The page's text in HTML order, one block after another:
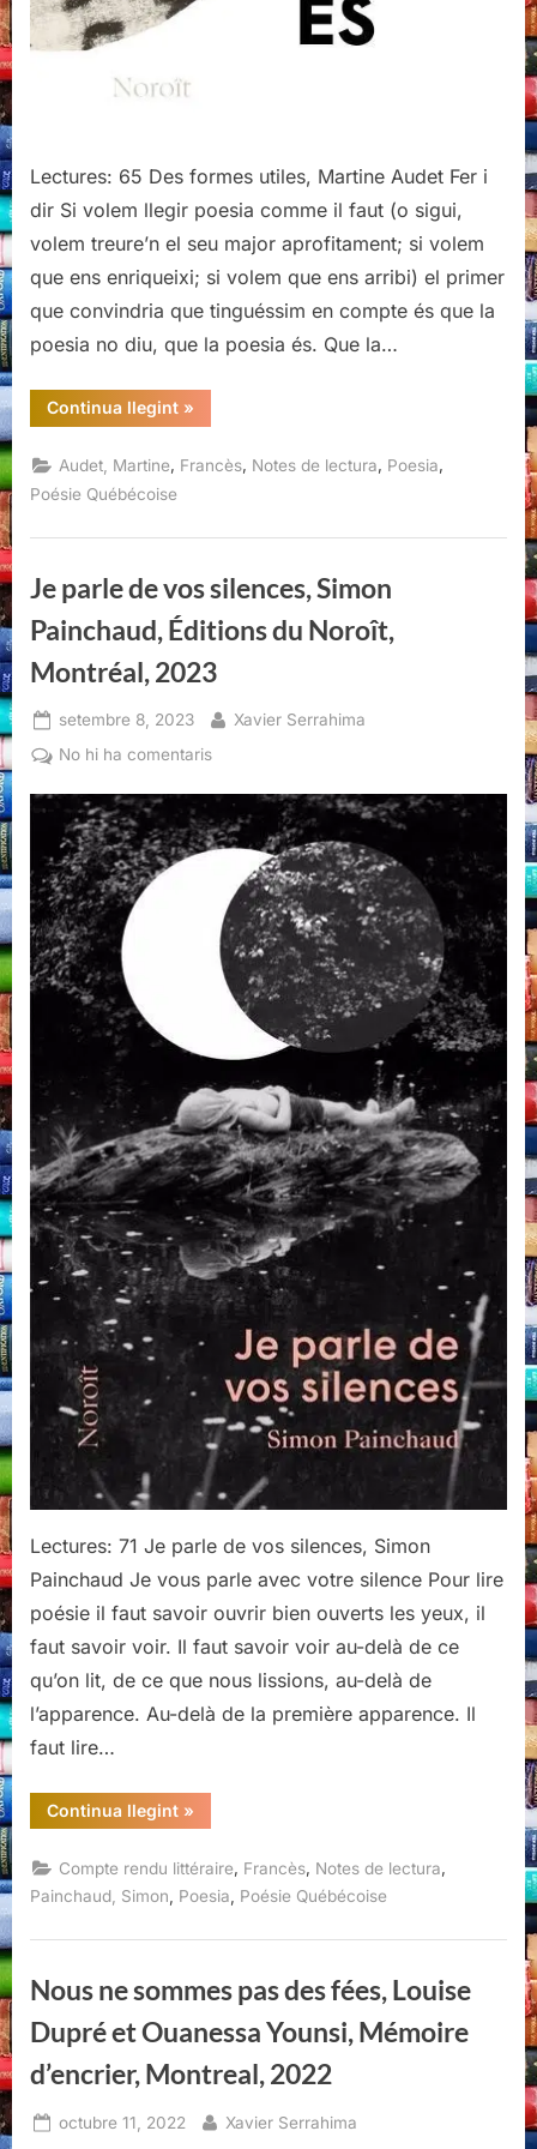
Lectures: 65 Des formes utiles, Martine Audet Fer i
dir Si volem llegir poesia comme il faut (o sigui,
volem treure’n el seu major aprofitament; si volem
que ens enriqueixi; si volem que ens arribi) el primer
que convindria que tinguéssim en compte és que la
poesia no diu, que la poesia és. Que la…
Continua llegint“Des
formes
Martine
Audet,
Montréal,
»
Audet, Martine, Francès, Notes de lectura, Poesia,
Poésie Québécoise
Je parle de vos silences, Simon
Painchaud, Éditions du Noroît,
Montréal, 2023
Posted
on
setembre 8, 2023 By
Xavier Serrahima
No hi ha comentarisa
parle
de
silences,
Simon
Painchaud,
Éditions
Noroît,
Montréal,
2023
Lectures: 71 Je parle de vos silences, Simon
Painchaud Je vous parle avec votre silence Pour lire
poésie il faut savoir ouvrir bien ouverts les yeux, il
faut savoir voir. Il faut savoir voir au-delà de ce
qu’on lit, de ce que nous lissions, au-delà de
l’apparence. Au-delà de la première apparence. Il
faut lire…
Continua llegint“Je
parle
vos
silences,
Simon
Painchaud,
du
2023”
»
Compte rendu littéraire Francès Notes de lectura
Painchaud, Simon
Poesia Poésie Québécoise
Nous ne sommes pas des fées, Louise
Dupré et Ouanessa Younsi, Mémoire
d’encrier, Montreal, 2022
Posted
octubre 11, 2022 By
Xavier Serrahima